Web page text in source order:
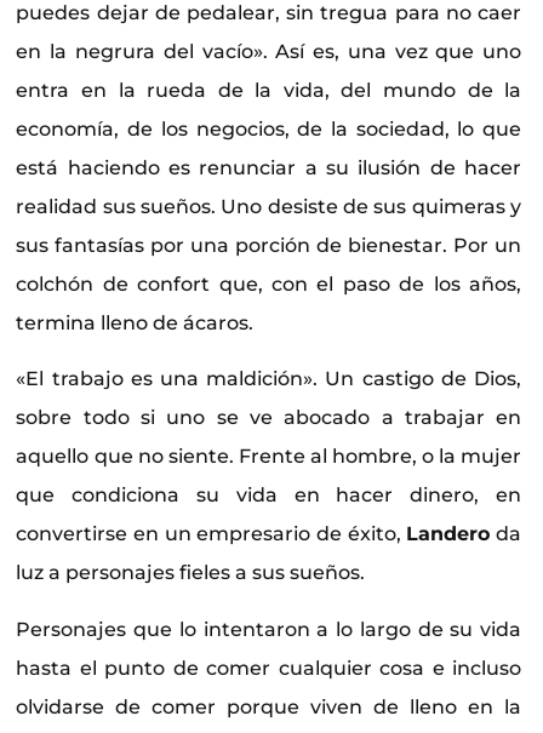
puedes dejar de pedalear, sin tregua para no caer
en la negrura del vacío». Así es, una vez que uno
entra en la rueda de la vida, del mundo de la
economía, de los negocios, de la sociedad, lo que
está haciendo es renunciar a su ilusión de hacer
realidad sus sueños. Uno desiste de sus quimeras y
sus fantasías por una porción de bienestar. Por un
colchón de confort que, con el paso de los años,
termina lleno de ácaros.
«El trabajo es una maldición». Un castigo de Dios,
sobre todo si uno se ve abocado a trabajar en
aquello que no siente. Frente al hombre, o la mujer
que condiciona su vida en hacer dinero, en
convertirse en un empresario de éxito, Landero da
luz a personajes fieles a sus sueños.
Personajes que lo intentaron a lo largo de su vida
hasta el punto de comer cualquier cosa e incluso
olvidarse de comer porque viven de lleno en la